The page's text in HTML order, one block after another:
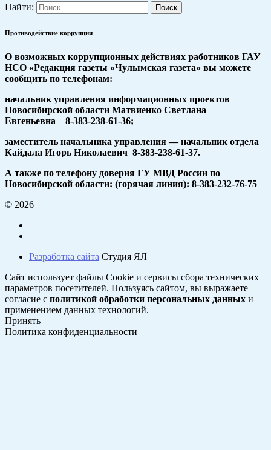
Найти:
Противодействие коррупции
О возможных коррупционных действиях работников ГАУ
НСО «Редакция газеты «Чулымская газета» вы можете
сообщить по телефонам:
начальник управления информационных проектов
Новосибирской области Матвиенко Светлана
Евгеньевна 8-383-238-61-36;
заместитель начальника управления — начальник отдела
Кайдала Игорь Николаевич 8-383-238-61-37.
А также по телефону доверия ГУ МВД России по
Новосибирской области: (горячая линия): 8-383-232-76-75
© 2026
Разработка сайта Студия ЯЛ
Сайт использует файлы Cookie и сервисы сбора технических
параметров посетителей. Пользуясь сайтом, вы выражаете
согласие с политикой обработки персональных данных и
применением данных технологий.
Принять
Политика конфиденциальности